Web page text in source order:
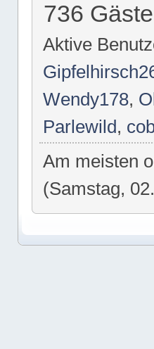
736
Aktive
Wendy178,
Parlewild,
Am meisten
(Samstag,